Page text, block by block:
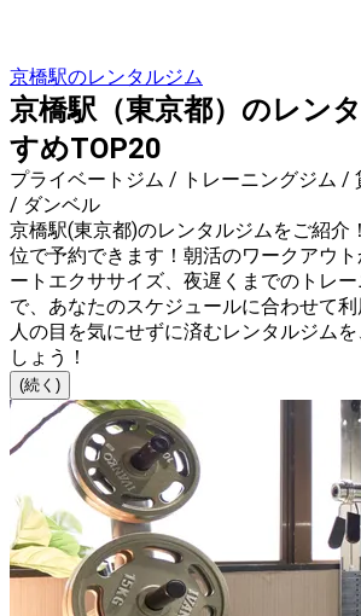
京橋駅のレンタルジム
京橋駅（東京都）のレン
すめTOP20
プライベートジム / トレーニングジム /
/ ダンベル
京橋駅(東京都)のレンタルジムをご紹介
位で予約できます！朝活のワークアウ
ートエクササイズ、夜遅くまでのトレ
で、あなたのスケジュールに合わせて
人の目を気にせずに済むレンタルジム
しょう！
(続く)